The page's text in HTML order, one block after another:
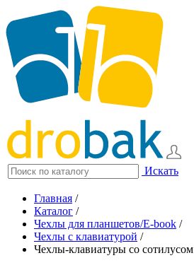
Искать
Главная /
Каталог /
Чехлы для планшетов/E-book /
Чехлы с клавиатурой /
Чехлы-клавиатуры со сотилусом